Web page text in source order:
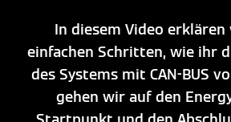
In diesem Video
einfachen Schritten, wie ihr
des Systems mit CAN-BUS
gehen wir auf den